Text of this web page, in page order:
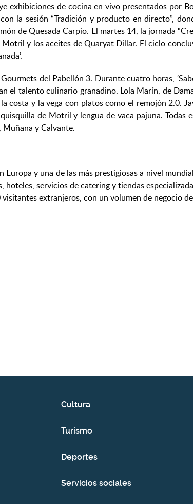
exhibiciones de cocina en vivo presentados por
la sesión “Tradición y producto en directo”,
de Quesada Carpio. El martes 14, la jornada
y los aceites de Quaryat Dillar. El ciclo
del Pabellón 3. Durante cuatro horas,
el talento culinario granadino. Lola Marín, de
costa y la vega con platos como el remojón 2.0.
de Motril y lengua de vaca pajuna. Todas
Muñana y Calvante.
y una de las más prestigiosas a nivel
servicios de catering y tiendas
extranjeros, con un volumen de negocio
Cultura
Turismo
Deportes
Servicios sociales